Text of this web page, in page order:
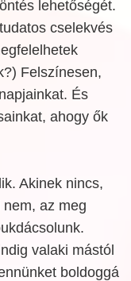
lehetőségét.
cselekvés
Felszínesen,
És
ahogy ők
Akinek nincs,
az meg
valaki mástól
boldoggá